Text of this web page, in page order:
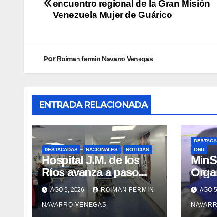
encuentro regional de la Gran Misión
Venezuela Mujer de Guárico
PorRoiman fermin Navarro Venegas
ENTRADA RELACIONADA
DESTACADAS NACIONALES NOTICIAS
Hospital J.M. de los
Ríos avanza a paso
firme en su
recuperación tras los
recientes eventos
AGO 5, 2026 ROIMAN FERMIN
NAVARRO VENEGAS
ONU
deAGO